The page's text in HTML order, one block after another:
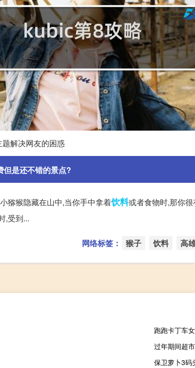
题解决网友的困惑
但是还不错的景点?
猕猴隐藏在山中,当你手中拿着饮料或者食物时,那你
,受到...
网络标签： 猴子 饮料 高
跑跑卡丁车
过年期间超
保卫萝卜3码